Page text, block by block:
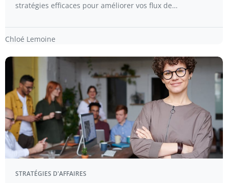
stratégies efficaces pour améliorer vos flux de…
Chloé Lemoine
STRATÉGIES D'AFFAIRES